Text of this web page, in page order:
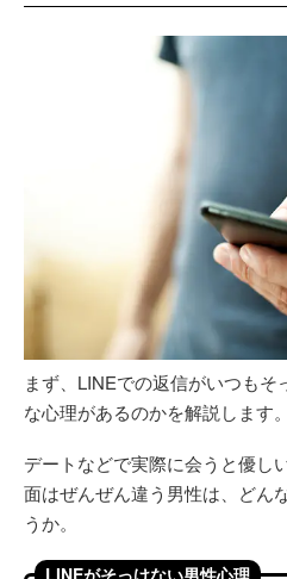
まず、LINEでの返信がいつも
な心理があるのかを解説します。
デートなどで実際に会うと優し
面はぜんぜん違う男性は、どん
うか。
LINEがそっけない男性心理